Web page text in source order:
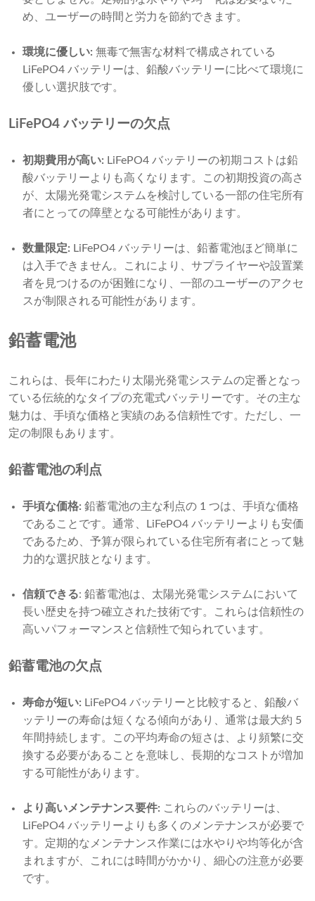
め、ユーザーの時間と労力を節約できます。
環境に優しい: 無毒で無害な材料で構成されている
LiFePO4 バッテリーは、鉛酸バッテリーに比べて環境に
優しい選択肢です。
LiFePO4 バッテリーの欠点
初期費用が高い: LiFePO4 バッテリーの初期コストは鉛
酸バッテリーよりも高くなります。この初期投資の高さ
が、太陽光発電システムを検討している一部の住宅所有
者にとっての障壁となる可能性があります。
数量限定: LiFePO4 バッテリーは、鉛蓄電池ほど簡単に
は入手できません。これにより、サプライヤーや設置業
者を見つけるのが困難になり、一部のユーザーのアクセ
スが制限される可能性があります。
鉛蓄電池
これらは、長年にわたり太陽光発電システムの定番となっ
ている伝統的なタイプの充電式バッテリーです。その主な
魅力は、手頃な価格と実績のある信頼性です。ただし、一
定の制限もあります。
鉛蓄電池の利点
手頃な価格: 鉛蓄電池の主な利点の 1 つは、手頃な価格
であることです。通常、LiFePO4 バッテリーよりも安価
であるため、予算が限られている住宅所有者にとって魅
力的な選択肢となります。
信頼できる: 鉛蓄電池は、太陽光発電システムにおいて
長い歴史を持つ確立された技術です。これらは信頼性の
高いパフォーマンスと信頼性で知られています。
鉛蓄電池の欠点
寿命が短い: LiFePO4 バッテリーと比較すると、鉛酸バ
ッテリーの寿命は短くなる傾向があり、通常は最大約 5
年間持続します。この平均寿命の短さは、より頻繁に交
換する必要があることを意味し、長期的なコストが増加
する可能性があります。
より高いメンテナンス要件: これらのバッテリーは、
LiFePO4 バッテリーよりも多くのメンテナンスが必要で
す。定期的なメンテナンス作業には水やりや均等化が含
まれますが、これには時間がかかり、細心の注意が必要
です。